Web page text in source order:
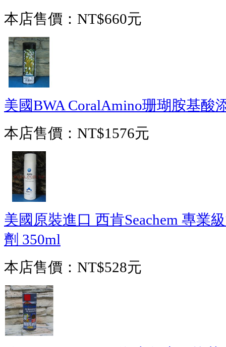
本店售價： NT$660元
美國BWA CoralAmino珊瑚胺基酸
本店售價： NT$1576元
美國原裝進口 西肯Seachem 專業
劑 350ml
本店售價： NT$528元